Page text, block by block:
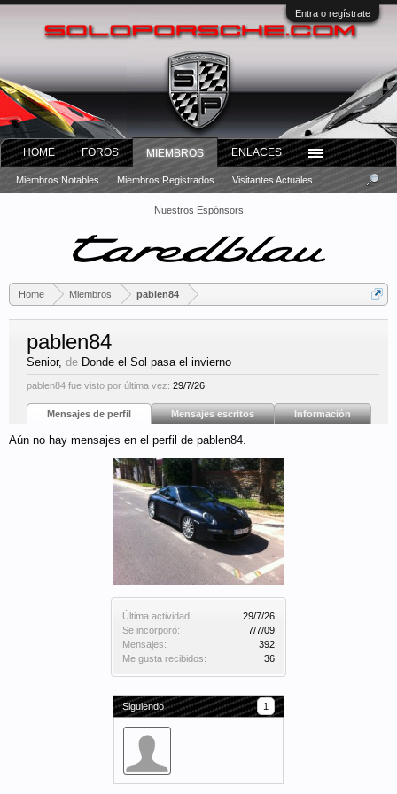
Entra o regístrate
Nuestros Espónsors
Home Miembros pablen84
Última actividad:
29/7/26
Se incorporó:
7/7/09
Mensajes:
392
Me gusta recibidos:
36
Siguiendo 1
pablen84
Senior, de Donde el Sol pasa el invierno
pablen84 fue visto por última vez: 29/7/26
Mensajes de perfil Mensajes escritos Información
Aún no hay mensajes en el perfil de pablen84.
HOME FOROS MIEMBROS
Miembros Notables Miembros Registrados Visitantes Actuales
ENLACES